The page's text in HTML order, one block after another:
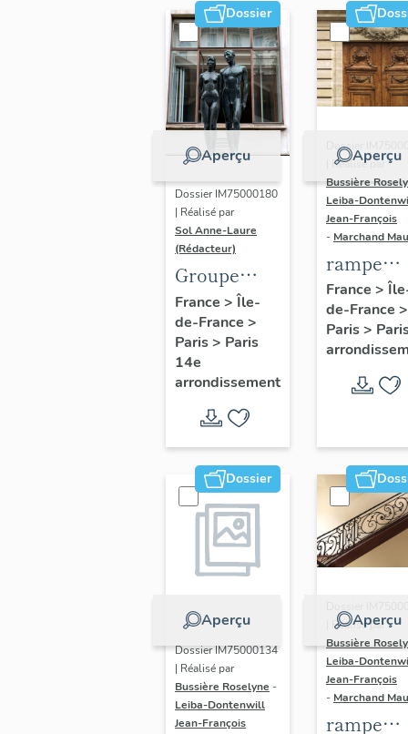
Dossier
Aperçu
Dossier IM75000180
| Réalisé par
Sol Anne-Laure
(Rédacteur)
Groupe
sculpté :
Les
Adolescents
France > Île-
de-France >
Paris> Paris
14e
arrondissement
Aperçu
Dossier
| Réalisé par
Bussière
Leiba-
Jean-François
- Marchand
rampe
d'appui,
escalier
l' hôtel
(non
France >
de-France >
Paris>
Dossier
Aperçu
Dossier IM75000134
| Réalisé par
Bussière Roselyne -
Leiba-Dontenwill
Jean-François
Aperçu
| Réalisé par
Bussière
Leiba-
Jean-François
- Marchand
rampe